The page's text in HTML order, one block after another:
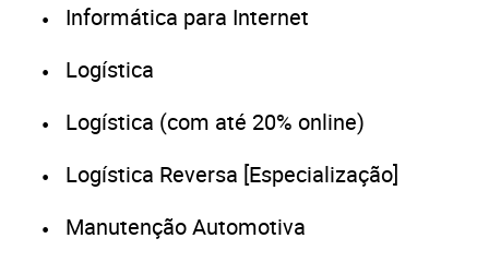
Informática para Internet
Logística
Logística (com até 20% online)
Logística Reversa [Especialização]
Manutenção Automotiva